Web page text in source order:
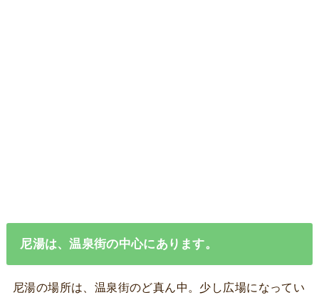
尼湯は、温泉街の中心にあります。
尼湯の場所は、温泉街のど真ん中。少し広場になってい